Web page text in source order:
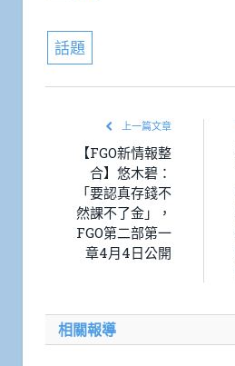
話題
上一篇文章
【FGO新情報整
合】悠木碧：
「要認真存錢不
然課不了金」，
FGO第二部第一
章4月4日公開
相關報導